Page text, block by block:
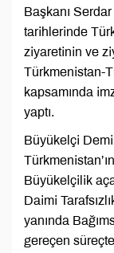
Başkanı
tarihlerinde
ziyaretinin ve
Türkmenistan-
kapsamında
yaptı.
Büyükelçi
Büyükelçilik
Daimi
yanında
gereçen